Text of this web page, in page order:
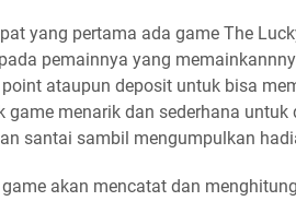
yang pertama ada game The
pemainnya yang
ataupun deposit untuk bisa
game menarik dan sederhana
santai sambil mengumpulkan
akan mencatat dan